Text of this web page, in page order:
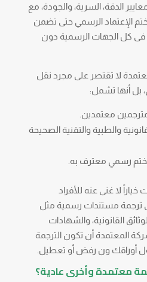
الدقة، السرية، والجودة، مع
الإعتماد الرسمي حتى تضمن
فى كل الجهات الرسمية دون
لا تقتصر على مجرد نقل
بل أنها تشمل:
معتمدين.
والطبية والتقنية الصحيحة
رسمي معترف به.
لا غنى عنه للأفراد
ترجمة مستندات رسمية مثل
القانونية، والشهادات
المعتمدة أن تكون الترجمة
أوراقك ون رفض أو تعطيل.
معتمدة وأخرى عادية؟